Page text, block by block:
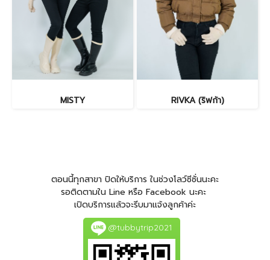
MISTY RIVKA (ริฟก้า)
ตอนนี้ทุกสาขา ปิดให้บริการ ในช่วงโลว์ซีซั่นนะคะ
รอติดตามใน Line หรือ Facebook นะคะ
เปิดบริการแล้วจะรีบมาแจ้งลูกค้าค่ะ
@tubbytrip2021